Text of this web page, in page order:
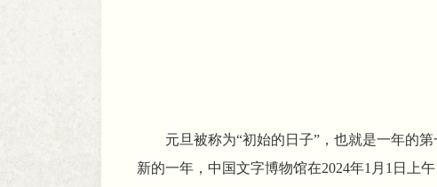
元旦被称为“初始的日子”，也就是一年的
新的一年，中国文字博物馆在2024年1月1日上